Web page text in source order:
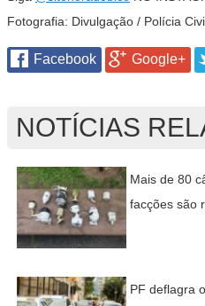
Fotografia: Divulgação / Polícia
Facebook Google+
NOTÍCIAS
Mais de 80
facções são
PF deflagra